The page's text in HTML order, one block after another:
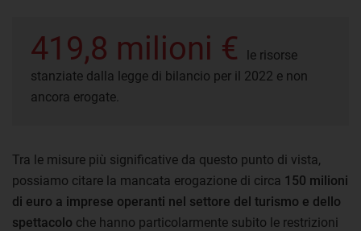
419,8 milioni €
le risorse
stanziate dalla legge di bilancio per il 2022 e non
ancora erogate.
Tra le misure più significative da questo punto di vista,
possiamo citare la mancata erogazione di circa 150 milioni
di euro a imprese operanti nel settore del turismo e dello
spettacolo che hanno particolarmente subito le restrizioni